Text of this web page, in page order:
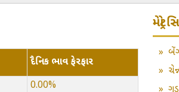
દૈનિક ભાવ ફેરફાર
0.00%
મેટ્રો
»
»